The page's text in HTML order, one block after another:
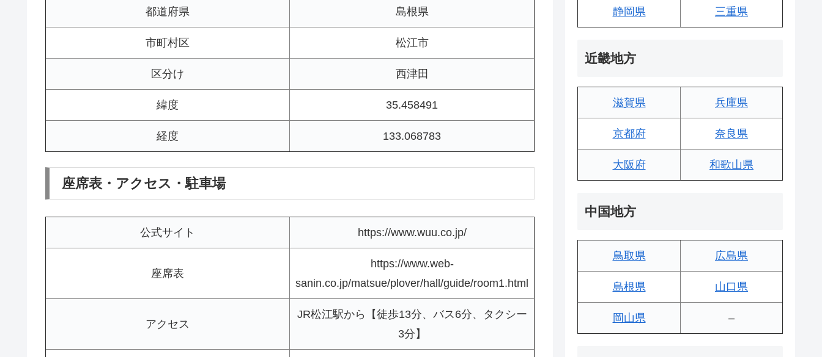
都道府県 島根県
市町村区 松江市
区分け 西津田
緯度 35.458491
経度 133.068783
座席表・アクセス・駐車場
公式サイト https://www.wuu.co.jp/
座席表
https://www.web-
sanin.co.jp/matsue/plover/hall/guide/room1.html
アクセス
JR松江駅から【徒歩13分、バス6分、タクシー
3分】
静岡県 三重県
近畿地方
滋賀県 兵庫県
京都府 奈良県
大阪府 和歌山県
中国地方
鳥取県 広島県
島根県 山口県
岡山県 –